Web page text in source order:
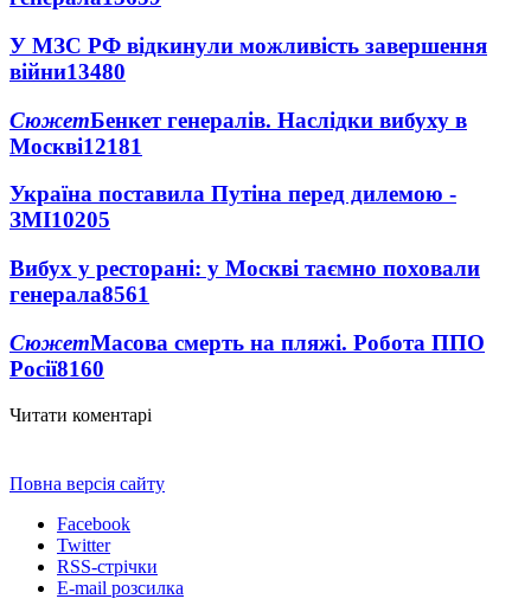
У МЗС РФ відкинули можливість завершення
війни13480
СюжетБенкет генералів. Наслідки вибуху в
Москві12181
Україна поставила Путіна перед дилемою -
ЗМІ10205
Вибух у ресторані: у Москві таємно поховали
генерала8561
СюжетМасова смерть на пляжі. Робота ППО
Росії8160
Читати коментарі
Повна версія сайту
Facebook
Twitter
RSS-стрічки
E-mail розсилка